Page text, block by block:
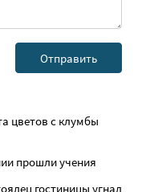
цветов с клумбы
прошли учения
гостиницы угнал